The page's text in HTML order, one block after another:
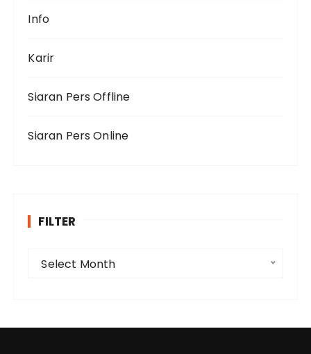
Info
Karir
Siaran Pers Offline
Siaran Pers Online
FILTER
e
Select Month